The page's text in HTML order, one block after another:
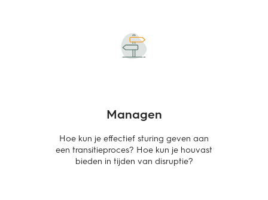
Managen
Hoe kun je effectief sturing geven aan
een transitieproces? Hoe kun je houvast
bieden in tijden van disruptie?